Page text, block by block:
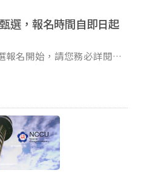
填寫表單期
前（表單將於截止日當天
申請文件送至本中心辦公
本中心，收件地址：
二段64號 井塘樓3樓師資培
「申請教師證書」）
期一）前（郵戳為憑，逾
與檢附之證書上所記載之姓
本正本。 2 教育部教
選，報名時間自即日起
報名開始，請您務必詳閱本
意事項，報名時間自即日起
以郵戳日期為憑)，符合資
，於本中心公告受理時間內
班日，週一至週五，上午
(7/7(二)上午教育學院井
開，暑期開放時間，請依本
資料至本中心辦理，逾時